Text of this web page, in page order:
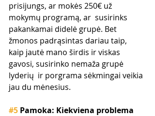
prisijungs, ar mokės 250€ už
mokymų programą, ar  susirinks
pakankamai didelė grupė. Bet
žmonos padrąsintas dariau taip,
kaip jautė mano širdis ir viskas
gavosi, susirinko nemaža grupė
lyderių  ir porgrama sėkmingai veikia
jau du mėnesius.
#5 Pamoka: Kiekviena problema